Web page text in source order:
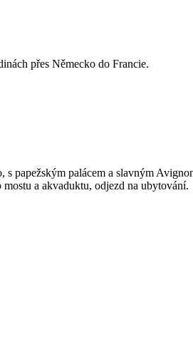
přes Německo do Francie.
s papežským palácem a slavným
a akvaduktu, odjezd na ubytování.